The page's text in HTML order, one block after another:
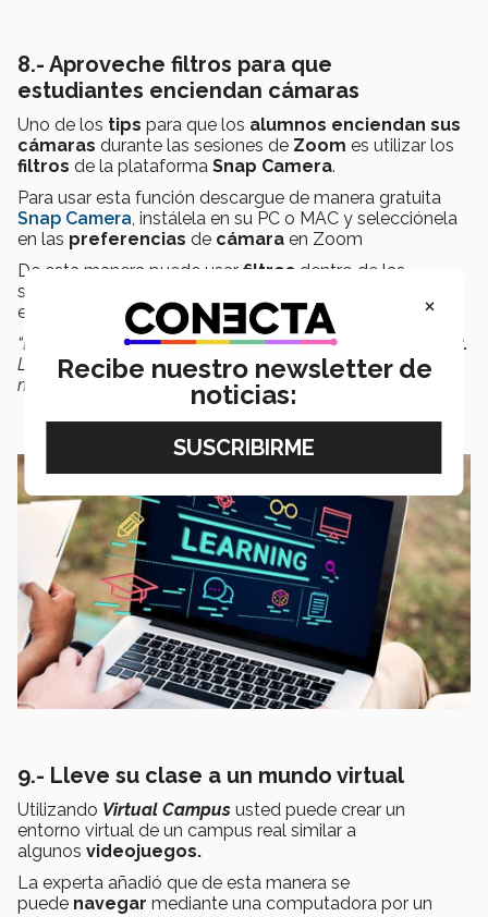
8.- Aproveche filtros para que
estudiantes enciendan cámaras
Uno de los tips para que los alumnos enciendan sus
cámaras durante las sesiones de Zoom es utilizar los
filtros de la plataforma Snap Camera.
Para usar esta función descargue de manera gratuita
Snap Camera, instálela en su PC o MAC y selecciónela
en las preferencias de cámara en Zoom
De esta manera puede usar filtros dentro de las
sesiones de Zoom y pedirle a los estudiantes que
enciendan sus cámaras para hacer lo mismo.
“Es lo que usamos por ejemplo en losfiltros
Snapchat.
Llama mucho la atención, el alumno se distrae y hay
muchas formas de aprovecharlo”,añadió Martínez.
9.- Lleve su clase a un mundo virtual
Utilizando Virtual Campus usted puede crear un
entorno virtual de un campus real similar a
algunos videojuegos.
La experta añadió que de esta manera se
puede navegar mediante una computadora por un
×
Recibe nuestro newsletter de
noticias: